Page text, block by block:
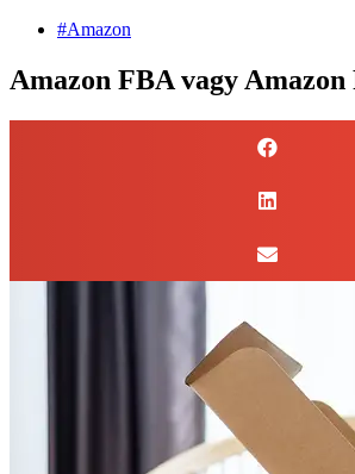
#Amazon
Amazon FBA vagy